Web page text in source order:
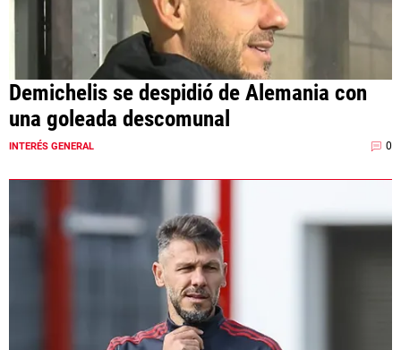
Demichelis se despidió de Alemania con
una goleada descomunal
INTERÉS GENERAL 0